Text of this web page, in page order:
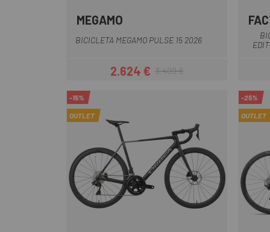
Azul
MEGAMO
BICICLETA MEGAMO PULSE 15 2026
Precio
2.624 €Precio regular
3.499 €
-15%
OUTLET
-25%
OUTLET